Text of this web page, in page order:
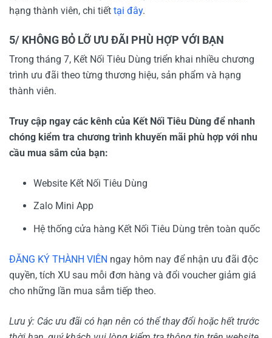
hạng thành viên, chi tiết tại đây.
5/ KHÔNG BỎ LỠ ƯU ĐÃI PHÙ HỢP VỚI BẠN
Trong tháng 7, Kết Nối Tiêu Dùng triển khai nhiều chương
trình ưu đãi theo từng thương hiệu, sản phẩm và hạng
thành viên.
Truy cập ngay các kênh của Kết Nối Tiêu Dùng để nhanh
chóng kiểm tra chương trình khuyến mãi phù hợp với nhu
cầu mua sắm của bạn:
Website Kết Nối Tiêu Dùng
Zalo Mini App
Hệ thống cửa hàng Kết Nối Tiêu Dùng trên toàn quốc
ĐĂNG KÝ THÀNH VIÊN ngay hôm nay để nhận ưu đãi độc
quyền, tích XU sau mỗi đơn hàng và đổi voucher giảm giá
cho những lần mua sắm tiếp theo.
Lưu ý: Các ưu đãi có hạn nên có thể thay đổi hoặc hết trước